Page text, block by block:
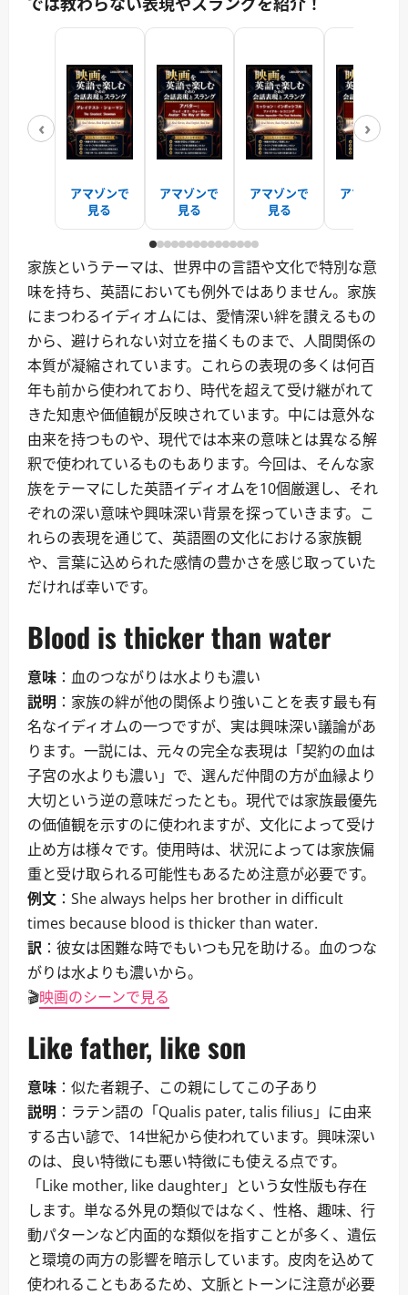
‹
アマゾンで
見る
アマゾンで
見る
アマゾンで
見る
アマゾンで
›
家族というテーマは、世界中の言語や文化で特別な意
味を持ち、英語においても例外ではありません。家族
にまつわるイディオムには、愛情深い絆を讃えるもの
から、避けられない対立を描くものまで、人間関係の
本質が凝縮されています。これらの表現の多くは何百
年も前から使われており、時代を超えて受け継がれて
きた知恵や価値観が反映されています。中には意外な
由来を持つものや、現代では本来の意味とは異なる解
釈で使われているものもあります。今回は、そんな家
族をテーマにした英語イディオムを10個厳選し、それ
ぞれの深い意味や興味深い背景を探っていきます。こ
れらの表現を通じて、英語圏の文化における家族観
や、言葉に込められた感情の豊かさを感じ取っていた
だければ幸いです。
Blood is thicker than water
意味 ：血のつながりは水よりも濃い
説明 ：家族の絆が他の関係より強いことを表す最も有
名なイディオムの一つですが、実は興味深い議論があ
ります。一説には、元々の完全な表現は「契約の血は
子宮の水よりも濃い」で、選んだ仲間の方が血縁より
大切という逆の意味だったとも。現代では家族最優先
の価値観を示すのに使われますが、文化によって受け
止め方は様々です。使用時は、状況によっては家族偏
重と受け取られる可能性もあるため注意が必要です。
例文 ：She always helps her brother in difficult
times because blood is thicker than water.
訳 ：彼女は困難な時でもいつも兄を助ける。血のつな
がりは水よりも濃いから。
🎬映画のシーンで見る
Like father, like son
意味 ：似た者親子、この親にしてこの子あり
説明 ：ラテン語の「Qualis pater, talis filius」に由来
する古い諺で、14世紀から使われています。興味深い
のは、良い特徴にも悪い特徴にも使える点です。
「Like mother, like daughter」という女性版も存在
します。単なる外見の類似ではなく、性格、趣味、行
動パターンなど内面的な類似を指すことが多く、遺伝
と環境の両方の影響を暗示しています。皮肉を込めて
使われることもあるため、文脈とトーンに注意が必要